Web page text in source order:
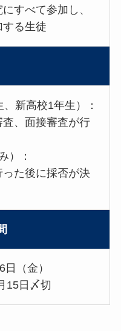
すべて参加し、
る生徒
新高校1年生）：
、面接審査が行
）：
た後に採否が決
（金）
15日〆切